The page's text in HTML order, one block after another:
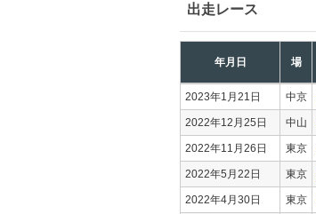
出走レース
年月日 場
2023年1月21日 中京
2022年12月25日 中山
2022年11月26日 東京
2022年5月22日 東京
2022年4月30日 東京